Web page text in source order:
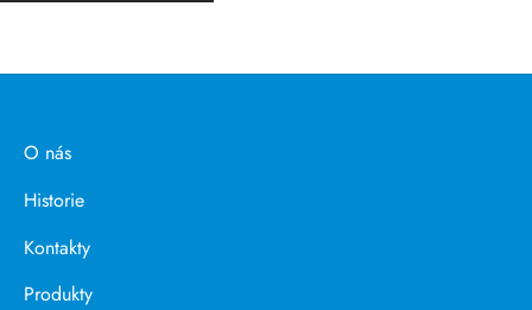
O nás
Historie
Kontakty
Produkty